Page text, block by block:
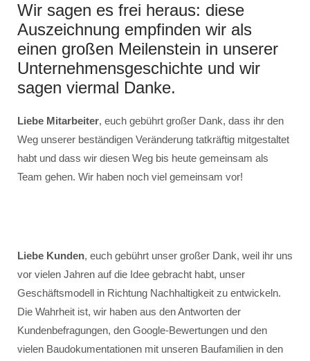
Wir sagen es frei heraus: diese
Auszeichnung empfinden wir als
einen großen Meilenstein in unserer
Unternehmensgeschichte und wir
sagen viermal Danke.
Liebe Mitarbeiter, euch gebührt großer Dank, dass ihr den
Weg unserer beständigen Veränderung tatkräftig mitgestaltet
habt und dass wir diesen Weg bis heute gemeinsam als
Team gehen. Wir haben noch viel gemeinsam vor!
Liebe Kunden, euch gebührt unser großer Dank, weil ihr uns
vor vielen Jahren auf die Idee gebracht habt, unser
Geschäftsmodell in Richtung Nachhaltigkeit zu entwickeln.
Die Wahrheit ist, wir haben aus den Antworten der
Kundenbefragungen, den Google-Bewertungen und den
vielen Baudokumentationen mit unseren Baufamilien in den